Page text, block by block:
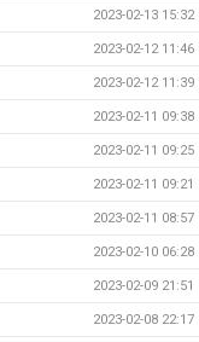
2023-02-13 15:32
2023-02-12 11:46
2023-02-12 11:39
2023-02-11 09:38
2023-02-11 09:25
2023-02-11 09:21
2023-02-11 08:57
2023-02-10 06:28
2023-02-09 21:51
2023-02-08 22:17